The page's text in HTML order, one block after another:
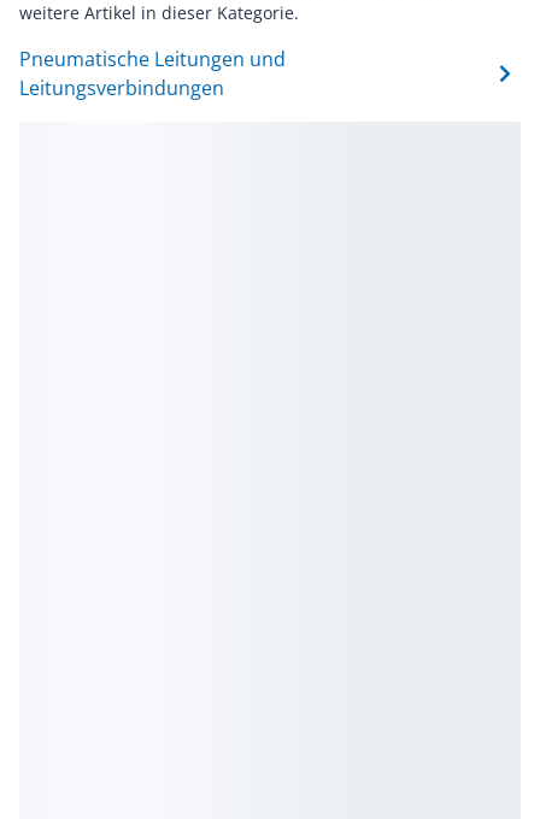
weitere Artikel in dieser Kategorie.
Pneumatische Leitungen und
Leitungsverbindungen